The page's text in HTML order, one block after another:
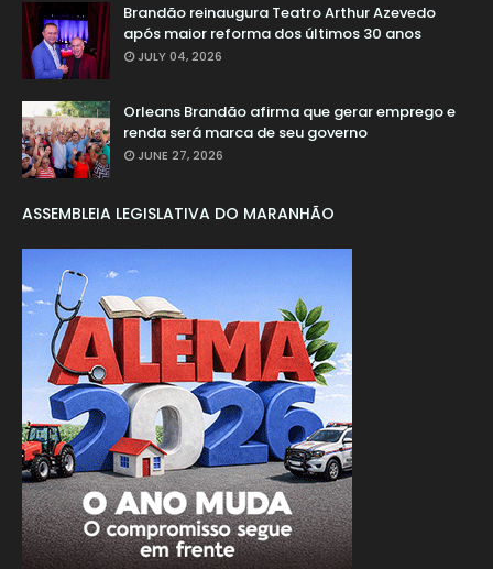
Brandão reinaugura Teatro Arthur Azevedo
após maior reforma dos últimos 30 anos
JULY 04, 2026
Orleans Brandão afirma que gerar emprego e
renda será marca de seu governo
JUNE 27, 2026
ASSEMBLEIA LEGISLATIVA DO MARANHÃO